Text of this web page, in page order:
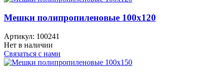
Мешки полипропиленовые 100x120
Артикул: 100241
Нет в наличии
Связаться с нами